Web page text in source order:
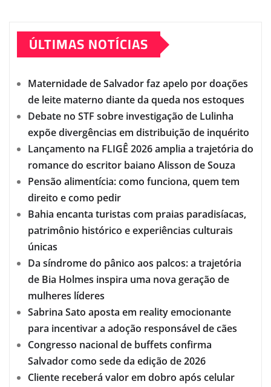
ÚLTIMAS NOTÍCIAS
Maternidade de Salvador faz apelo por doações
de leite materno diante da queda nos estoques
Debate no STF sobre investigação de Lulinha
expõe divergências em distribuição de inquérito
Lançamento na FLIGÊ 2026 amplia a trajetória do
romance do escritor baiano Alisson de Souza
Pensão alimentícia: como funciona, quem tem
direito e como pedir
Bahia encanta turistas com praias paradisíacas,
patrimônio histórico e experiências culturais
únicas
Da síndrome do pânico aos palcos: a trajetória
de Bia Holmes inspira uma nova geração de
mulheres líderes
Sabrina Sato aposta em reality emocionante
para incentivar a adoção responsável de cães
Congresso nacional de buffets confirma
Salvador como sede da edição de 2026
Cliente receberá valor em dobro após celular